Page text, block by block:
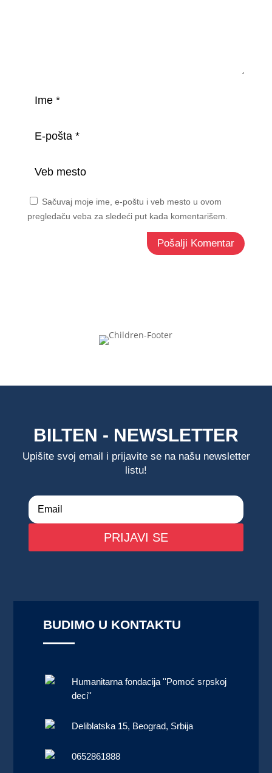
Sačuvaj moje ime, e-poštu i veb mesto u ovom
pregledaču veba za sledeći put kada komentarišem.
Pošalji Komentar
BILTEN - NEWSLETTER
Upišite svoj email i prijavite se na našu newsletter
listu!
PRIJAVI SE
BUDIMO U KONTAKTU
Humanitarna fondacija ''Pomoć srpskoj
deci''
Deliblatska 15, Beograd, Srbija
0652861888